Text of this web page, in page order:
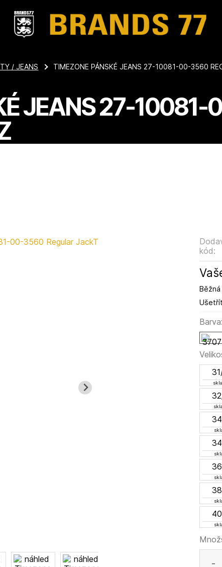
JEANS 27-
kód:
Barva:
-
/ JEANS TIMEZONE PÁNSKÉ JEANS 27-10081-00-3560